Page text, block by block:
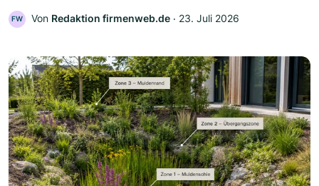
FW Von Redaktion firmenweb.de ‧ 23. Juli 2026